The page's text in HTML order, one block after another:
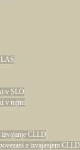
v SLO
v tujini
izvajanje CLLD
z izvajanjem CLLD